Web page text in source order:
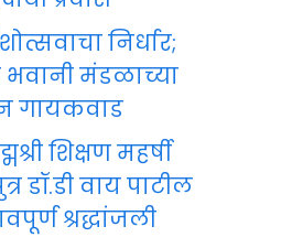
निर्धार;
मंडळाच्या
गायकवाड
शिक्षण महर्षी
डॉ.डी वाय पाटील
श्रद्धांजली